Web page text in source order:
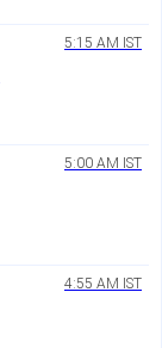
5:15 AM IST
5:00 AM IST
4:55 AM IST